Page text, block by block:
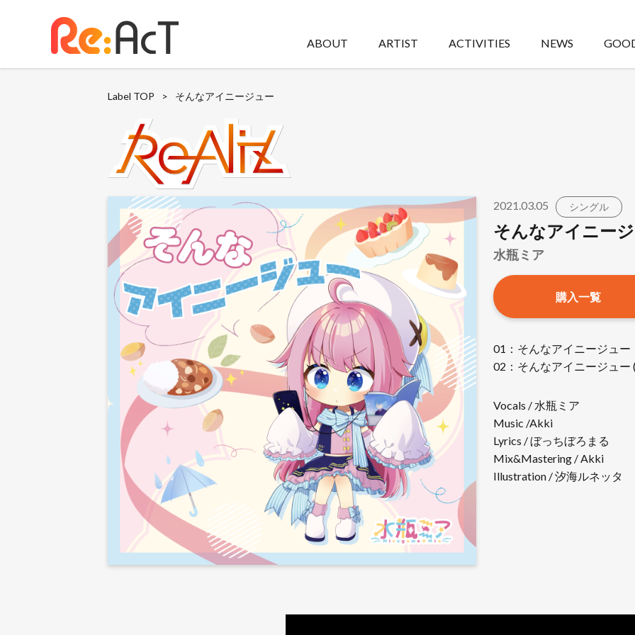
ABOUT ARTIST ACTIVITIES NEWS
Label TOP > そんなアイニージュー
2021.03.05 シングル
そんなアイニー
水瓶ミア
購入一覧
01：そんなアイニージュー
02：そんなアイニージュー
Vocals / 水瓶ミア
Music /Akki
Lyrics / ぼっちぼろまる
Mix&Mastering / Akki
Illustration / 汐海ルネッタ